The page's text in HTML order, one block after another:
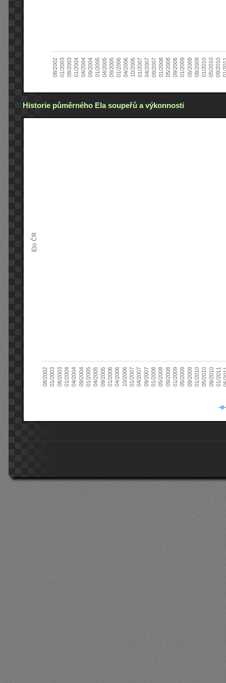
08/200201/200308/200301/200404/200409/200401/200504/200509/200501/200604/200610/200601/200704/200709/200701/200805/200809/200801/200905/200909/200901/201005/201009/2010
Historie půměrného Ela soupeřů a výkonnosti
Elo ČR
08/200201/200308/200301/200404/200409/200401/200504/200509/200501/200604/200610/200601/200704/200709/200701/200805/200809/200801/200905/200909/200901/201005/201009/201001/2011